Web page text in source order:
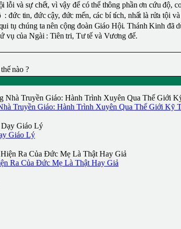
lỗi và sự chết, vì vậy để có thể thông phần ơn cứu độ,
đức tin, đức cậy, đức mến, các bí tích, nhất là rửa tội
tụ chúng ta nên cộng đoàn Giáo Hội. Thánh Kinh
vụ của Ngài : Tiên tri, Tư tế và Vương đế.
nào ?
Truyền Giáo: Hành Trình Xuyên Qua Thế Giới Kỹ
Giáo Lý
Ra Của Đức Mẹ Là Thật Hay Giả